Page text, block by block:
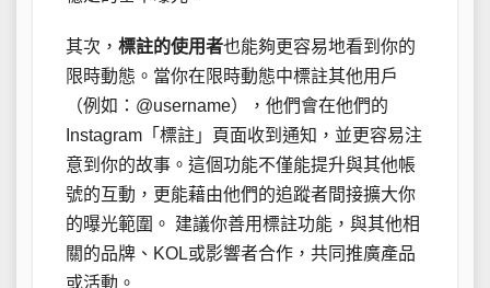
其次， 標註的使用者也能夠更容易地看到你的
限時動態。當你在限時動態中標註其他用戶
（例如：@username），他們會在他們的
Instagram「標註」頁面收到通知，並更容易注
意到你的故事。這個功能不僅能提升與其他帳
號的互動，更能藉由他們的追蹤者間接擴大你
的曝光範圍。 建議你善用標註功能，與其他相
關的品牌、KOL或影響者合作，共同推廣產品
或活動。